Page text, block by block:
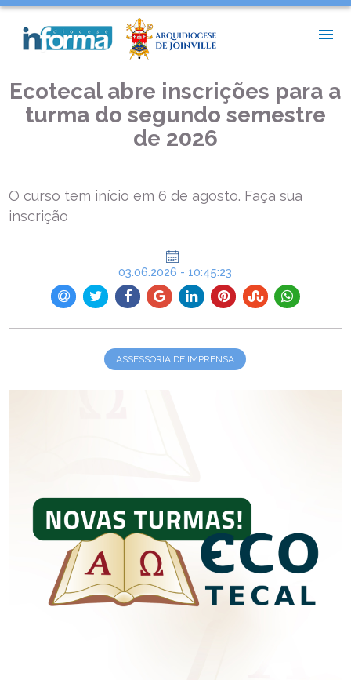
ECOTECAL ABRE INSCRIÇÕES PARA A TURMA DO SEGUNDO
Ecotecal abre inscrições para a
turma do segundo semestre
de 2026
O curso tem início em 6 de agosto. Faça sua
inscrição
03.06.2026 - 10:45:23
ASSESSORIA DE IMPRENSA